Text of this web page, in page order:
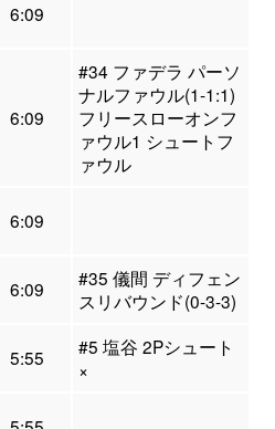
6:09
6:09
#34 ファデラ パーソ
ナルファウル(1-1:1)
フリースローオンフ
ァウル1 シュートフ
ァウル
6:09
6:09
#35 儀間 ディフェン
スリバウンド(0-3-3)
5:55
#5 塩谷 2Pシュート
×